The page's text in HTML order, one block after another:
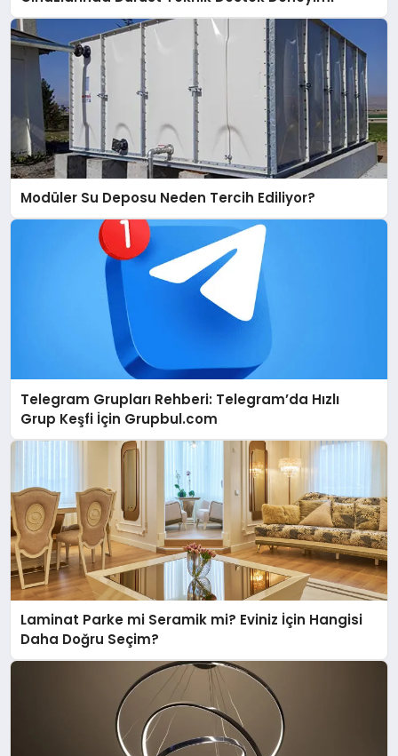
Modüler Su Deposu Neden Tercih Ediliyor?
Telegram Grupları Rehberi: Telegram’da Hızlı
Grup Keşfi İçin Grupbul.com
Laminat Parke mi Seramik mi? Eviniz İçin Hangisi
Daha Doğru Seçim?